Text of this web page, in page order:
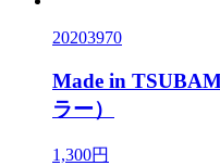
20203970
Made in
ラー）
1,300円